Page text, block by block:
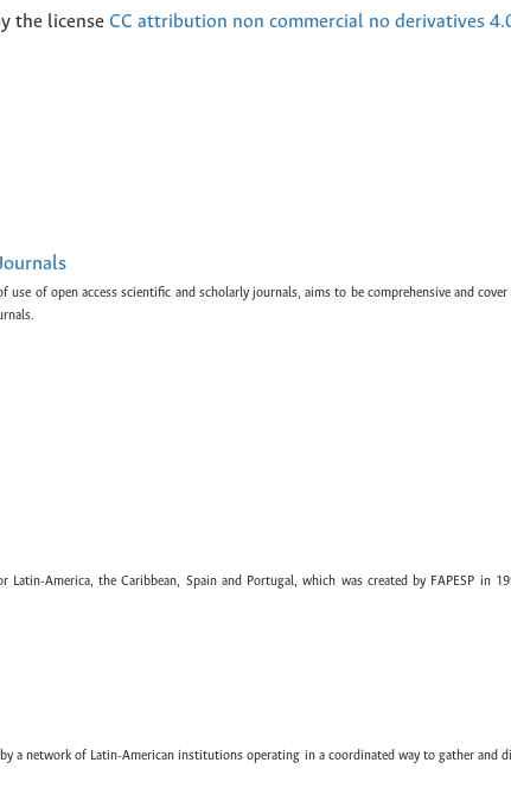
the license CC attribution non commercial no derivatives
use of open access scientific and scholarly journals, aims to be comprehensive and
Latin-America, the Caribbean, Spain and Portugal, which was created by FAPESP in
a network of Latin-American institutions operating in a coordinated way to gather